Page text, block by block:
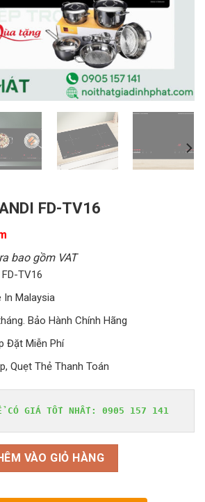
FD-TV16
bao gồm VAT
TV16
In Malaysia
Bảo Hành Chính Hãng
Đặt Miễn Phí
Quẹt Thẻ Thanh Toán
CÓ GIÁ TỐT NHẤT: 0905 157 141
TV16 số lượng
VÀO GIỎ HÀNG